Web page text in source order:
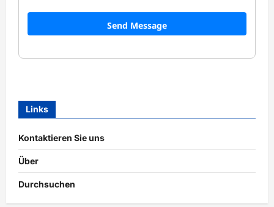
Send Message
Links
Kontaktieren Sie uns
Über
Durchsuchen